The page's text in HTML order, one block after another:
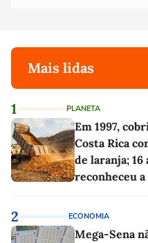
Mais lidas
1 PLANETA
Em 1997,
Costa Rica
de laranja;
reconheceu a
2 ECONOMIA
Mega-Sena